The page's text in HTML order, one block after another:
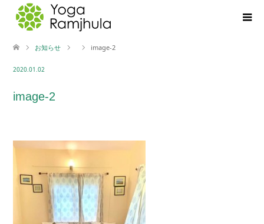
お知らせ image-2
2020.01.02
image-2